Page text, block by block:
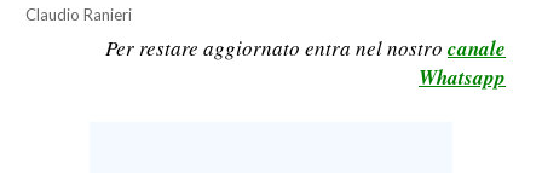
LAVORO
Claudio Ranieri
Per restare aggiornato entra nel nostro canale
Whatsapp